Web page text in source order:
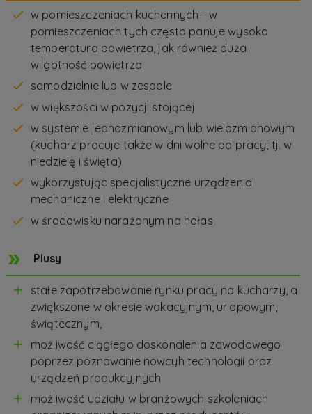
w pomieszczeniach kuchennych - w
pomieszczeniach tych często panuje wysoka
temperatura powietrza, jak również duża
wilgotność powietrza
samodzielnie lub w zespole
w większości w pozycji stojącej
w systemie jednozmianowym lub wielozmianowym
(kucharz pracuje także w dni wolne od pracy, tj. w
niedzielę i święta)
wykorzystując specjalistyczne urządzenia
mechaniczne i elektryczne
w środowisku narażonym na hałas
Plusy
stałe zapotrzebowanie rynku pracy na kucharzy, a
zwiększone w okresie wakacyjnym, urlopowym,
świątecznym,
możliwość ciągłego doskonalenia zawodowego
poprzez poznawanie nowcyh technologii oraz
urządzeń produkcyjnych
możliwość udziału w branżowych szkoleniach